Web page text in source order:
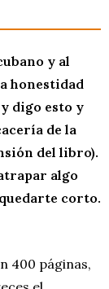
y al
honestidad
digo esto y
de la
del libro).
algo
corto.
400 páginas,